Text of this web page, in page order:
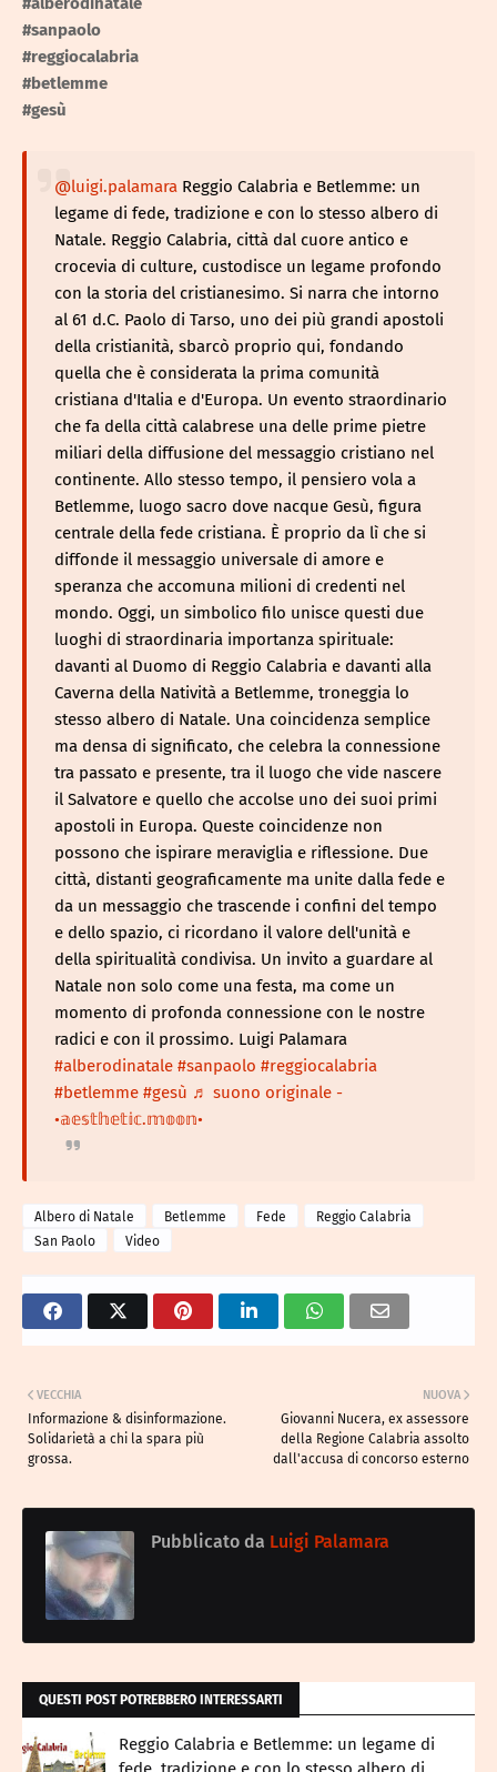
#sanpaolo
#reggiocalabria
#betlemme
#gesù
@luigi.palamara Reggio Calabria e Betlemme: un
legame di fede, tradizione e con lo stesso albero di
Natale. Reggio Calabria, città dal cuore antico e
crocevia di culture, custodisce un legame profondo
con la storia del cristianesimo. Si narra che intorno
al 61 d.C. Paolo di Tarso, uno dei più grandi apostoli
della cristianità, sbarcò proprio qui, fondando
quella che è considerata la prima comunità
cristiana d'Italia e d'Europa. Un evento straordinario
che fa della città calabrese una delle prime pietre
miliari della diffusione del messaggio cristiano nel
continente. Allo stesso tempo, il pensiero vola a
Betlemme, luogo sacro dove nacque Gesù, figura
centrale della fede cristiana. È proprio da lì che si
diffonde il messaggio universale di amore e
speranza che accomuna milioni di credenti nel
mondo. Oggi, un simbolico filo unisce questi due
luoghi di straordinaria importanza spirituale:
davanti al Duomo di Reggio Calabria e davanti alla
Caverna della Natività a Betlemme, troneggia lo
stesso albero di Natale. Una coincidenza semplice
ma densa di significato, che celebra la connessione
tra passato e presente, tra il luogo che vide nascere
il Salvatore e quello che accolse uno dei suoi primi
apostoli in Europa. Queste coincidenze non
possono che ispirare meraviglia e riflessione. Due
città, distanti geograficamente ma unite dalla fede e
da un messaggio che trascende i confini del tempo
e dello spazio, ci ricordano il valore dell'unità e
della spiritualità condivisa. Un invito a guardare al
Natale non solo come una festa, ma come un
momento di profonda connessione con le nostre
radici e con il prossimo. Luigi Palamara
#alberodinatale #sanpaolo #reggiocalabria
#betlemme #gesù ♬ suono originale -
•𝕒𝕖𝕤𝕥𝕙𝕖𝕥𝕚𝕔.𝕞𝕠𝕠𝕟•
Albero di Natale Betlemme Fede
Reggio Calabria
San Paolo
Video
NUOVA
Giovanni Nucera, ex assessore
della Regione Calabria assolto
dall'accusa di concorso esterno
VECCHIA
Informazione & disinformazione.
Solidarietà a chi la spara più
grossa.
Pubblicato da Luigi Palamara
QUESTI POST POTREBBERO INTERESSARTI
Reggio Calabria e Betlemme: un legame di